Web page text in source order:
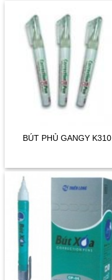
BÚT PHỦ GANGY K310